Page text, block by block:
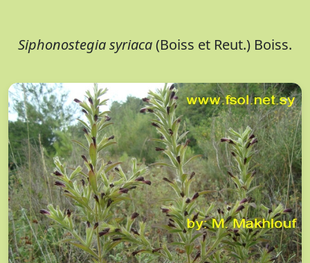
Siphonostegia syriaca(Boiss et Reut.) Boiss.